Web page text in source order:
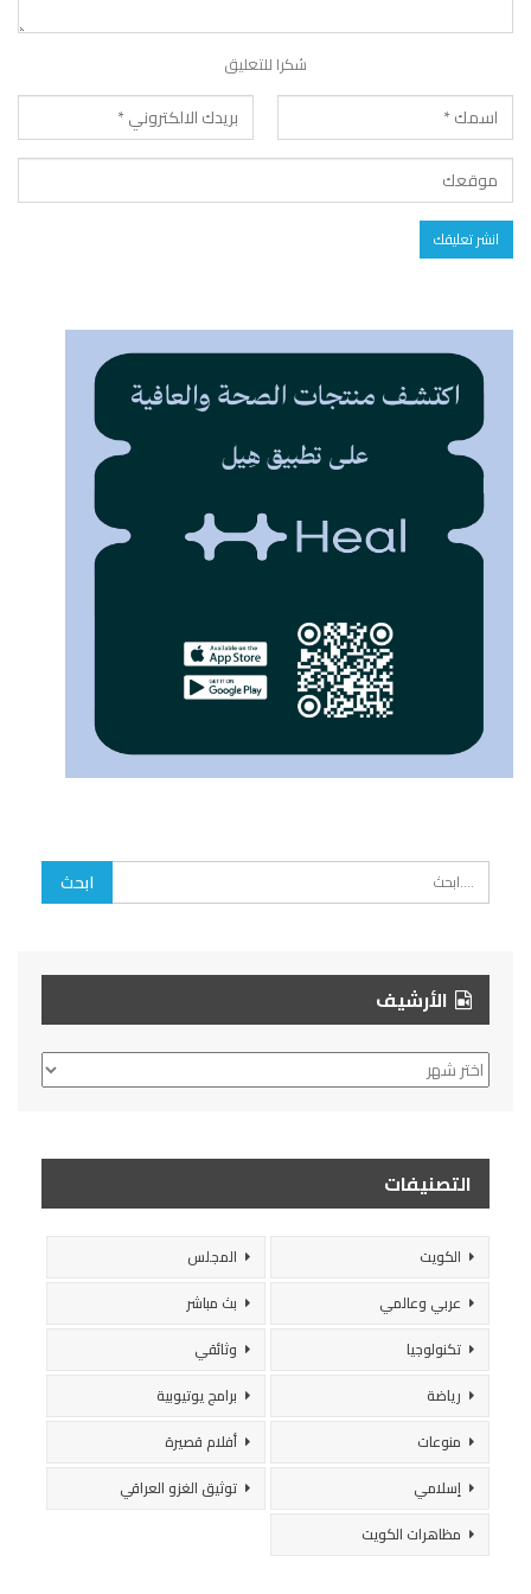
شكرا للتعليق
الأرشيف
الأرشيف
التصنيفات
الكويت
المجلس
عربي وعالمي
بث مباشر
تكنولوجيا
وثائقي
رياضة
برامج يوتيوبية
منوعات
أفلام قصيرة
إسلامي
توثيق الغزو العراقي
مظاهرات الكويت